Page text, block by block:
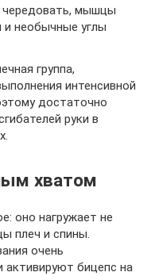
мышцы
необычные углы
группа,
интенсивной
достаточно
руки в
хватом
оно нагружает не
плеч и спины.
очень
бицепс на